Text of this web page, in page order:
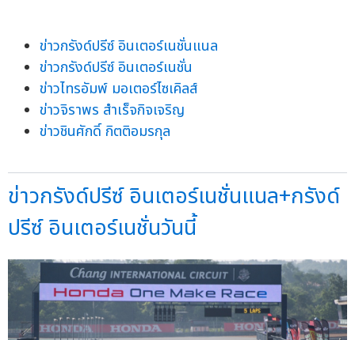
ข่าวกรังด์ปรีซ์ อินเตอร์เนชั่นแนล
ข่าวกรังด์ปรีซ์ อินเตอร์เนชั่น
ข่าวไทรอัมพ์ มอเตอร์ไซเคิลส์
ข่าวจิราพร สำเร็จกิจเจริญ
ข่าวชินศักดิ์ กิตติอมรกุล
ข่าวกรังด์ปรีซ์ อินเตอร์เนชั่นแนล+กรังด์
ปรีซ์ อินเตอร์เนชั่นวันนี้